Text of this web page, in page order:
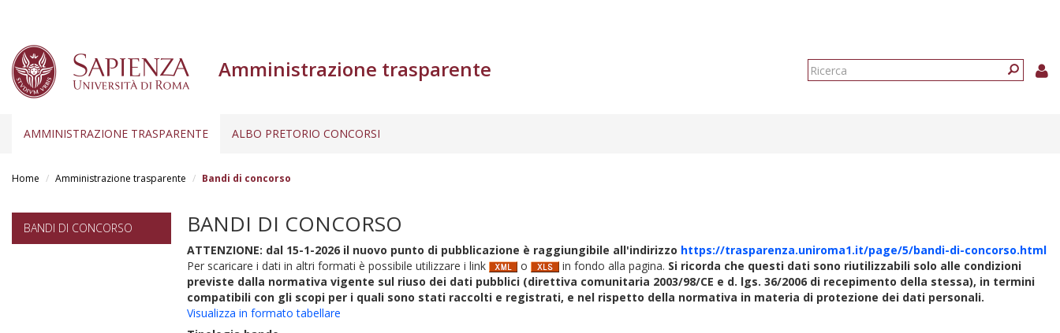
Amministrazione trasparente
Form
AMMINISTRAZIONE TRASPARENTE ALBO PRETORIO CONCORSI
Home Amministrazione trasparente Bandi di concorso
BANDI DI CONCORSO BANDI DI CONCORSO
ATTENZIONE: dal 15-1-2026 il nuovo punto di pubblicazione è raggiungibile all'indirizzo https://trasparenza.uniroma1.it/page/5/bandi-di-concorso.html
Per scaricare i dati in altri formati è possibile utilizzare i link
o in fondo alla pagina. Si ricorda che questi dati sono riutilizzabili solo alle condizioni
previste dalla normativa vigente sul riuso dei dati pubblici (direttiva comunitaria 2003/98/CE e d. lgs. 36/2006 di recepimento della stessa), in termini
compatibili con gli scopi per i quali sono stati raccolti e registrati, e nel rispetto della normativa in materia di protezione dei dati personali.
Visualizza in formato tabellare